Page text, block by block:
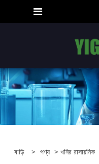
বাড়ি > পণ্য >খনির রাসায়নিক